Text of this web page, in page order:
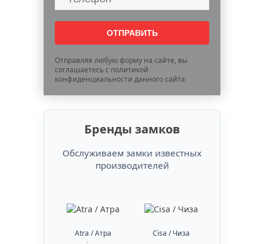
Отправляя любую форму на сайте, вы
соглашаетесь с политикой
конфиденциальности данного сайта
Бренды замков
Обслуживаем замки известных
производителей
Atra / Атра Cisa / Чиза